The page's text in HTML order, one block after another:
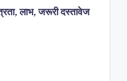
लाभ, जरूरी दस्तावेज